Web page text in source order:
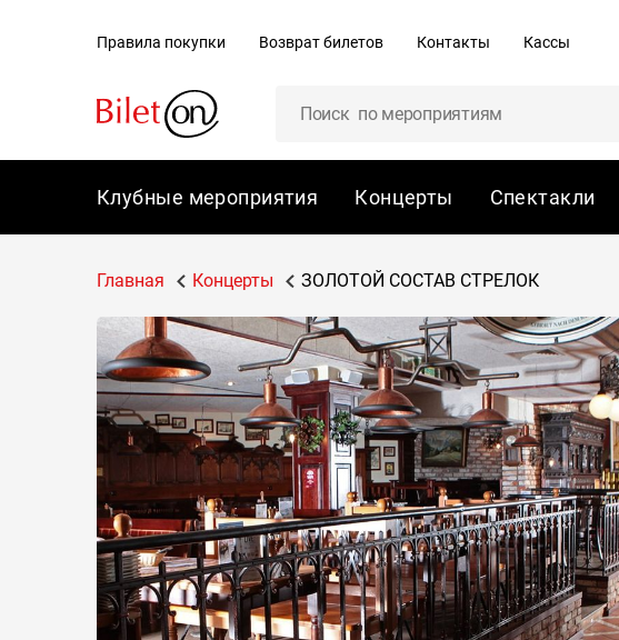
Правила покупки Возврат билетов Контакты Кассы
Клубные мероприятия Концерты Спектакли
Главная Концерты ЗОЛОТОЙ СОСТАВ СТРЕЛОК